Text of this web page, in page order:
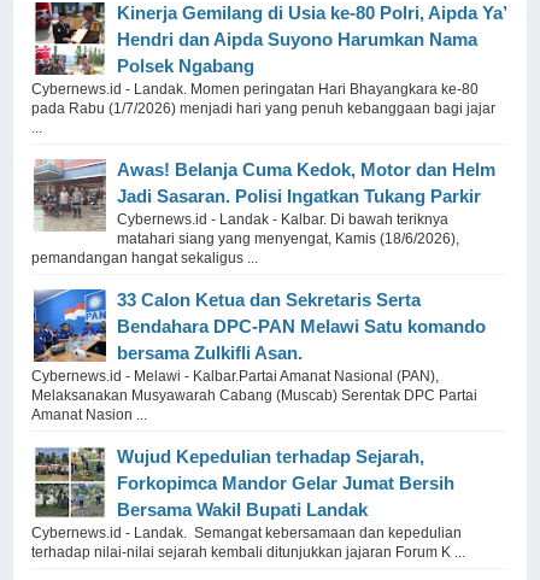
Kinerja Gemilang di Usia ke-80 Polri, Aipda Ya’
Hendri dan Aipda Suyono Harumkan Nama
Polsek Ngabang
Cybernews.id - Landak. Momen peringatan Hari Bhayangkara ke-80
pada Rabu (1/7/2026) menjadi hari yang penuh kebanggaan bagi jajar
Awas! Belanja Cuma Kedok, Motor dan Helm
Jadi Sasaran. Polisi Ingatkan Tukang Parkir
Cybernews.id - Landak - Kalbar. Di bawah teriknya
matahari siang yang menyengat, Kamis (18/6/2026),
pemandangan hangat sekaligus ...
33 Calon Ketua dan Sekretaris Serta
Bendahara DPC-PAN Melawi Satu komando
bersama Zulkifli Asan.
Cybernews.id - Melawi - Kalbar.Partai Amanat Nasional (PAN),
Melaksanakan Musyawarah Cabang (Muscab) Serentak DPC Partai
Amanat Nasion ...
Wujud Kepedulian terhadap Sejarah,
Forkopimca Mandor Gelar Jumat Bersih
Bersama Wakil Bupati Landak
Cybernews.id - Landak. Semangat kebersamaan dan kepedulian
terhadap nilai-nilai sejarah kembali ditunjukkan jajaran Forum K ...